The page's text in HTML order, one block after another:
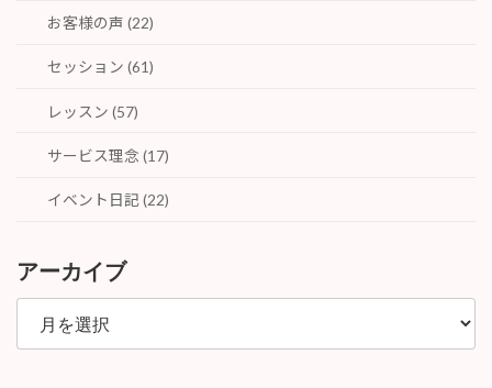
お客様の声 (22)
セッション (61)
レッスン (57)
サービス理念 (17)
イベント日記 (22)
アーカイブ
ア
カ